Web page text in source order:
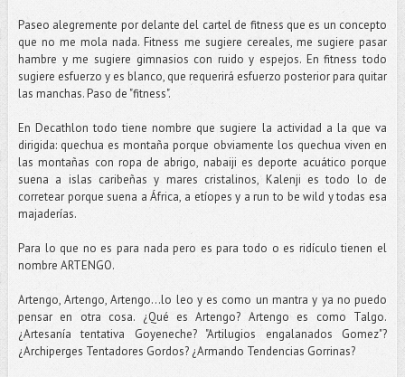
Paseo alegremente por delante del cartel de fitness que es un concepto
que no me mola nada. Fitness me sugiere cereales, me sugiere pasar
hambre y me sugiere gimnasios con ruido y espejos. En fitness todo
sugiere esfuerzo y es blanco, que requerirá esfuerzo posterior para quitar
las manchas. Paso de "fitness".
En Decathlon todo tiene nombre que sugiere la actividad a la que va
dirigida: quechua es montaña porque obviamente los quechua viven en
las montañas con ropa de abrigo, nabaiji es deporte acuático porque
suena a islas caribeñas y mares cristalinos, Kalenji es todo lo de
corretear porque suena a África, a etíopes y a run to be wild y todas esa
majaderías.
Para lo que no es para nada pero es para todo o es ridículo tienen el
nombre ARTENGO.
Artengo, Artengo, Artengo...lo leo y es como un mantra y ya no puedo
pensar en otra cosa. ¿Qué es Artengo? Artengo es como Talgo.
¿Artesanía tentativa Goyeneche? "Artilugios engalanados Gomez"?
¿Archiperges Tentadores Gordos? ¿Armando Tendencias Gorrinas?